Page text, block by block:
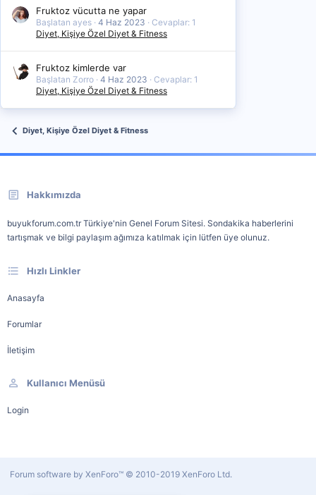
Fruktoz vücutta ne yapar
Başlatan ayes 4 Haz 2023
Cevaplar: 1
Diyet, Kişiye Özel Diyet & Fitness
Fruktoz kimlerde var
Başlatan Zorro 4 Haz 2023
Cevaplar: 1
Diyet, Kişiye Özel Diyet & Fitness
Diyet, Kişiye Özel Diyet & Fitness
Hakkımızda
buyukforum.com.tr Türkiye'nin Genel Forum Sitesi. Sondakika haberlerini
tartışmak ve bilgi paylaşım ağımıza katılmak için lütfen üye olunuz.
Hızlı Linkler
Anasayfa
Forumlar
İletişim
Kullanıcı Menüsü
Login
Forum software by XenForo™ © 2010-2019 XenForo Ltd.